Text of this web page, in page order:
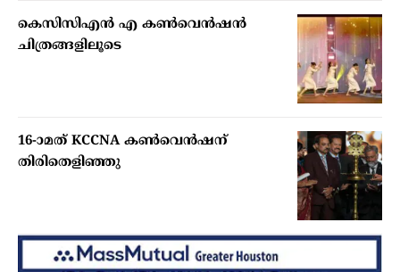
കെസിസിഎൻ എ കൺവെൻഷൻ
ചിത്രങ്ങളിലൂടെ
16-ാമത് KCCNA കൺവെൻഷന്
തിരിതെളിഞ്ഞു